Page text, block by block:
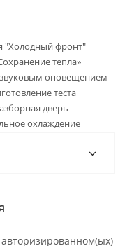
"Холодный фронт"
тепла»
оповещением
теста
дверь
охлаждение